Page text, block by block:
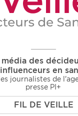
média des
influenceurs en
journalistes de
presse PI+
FIL DE VEILLE